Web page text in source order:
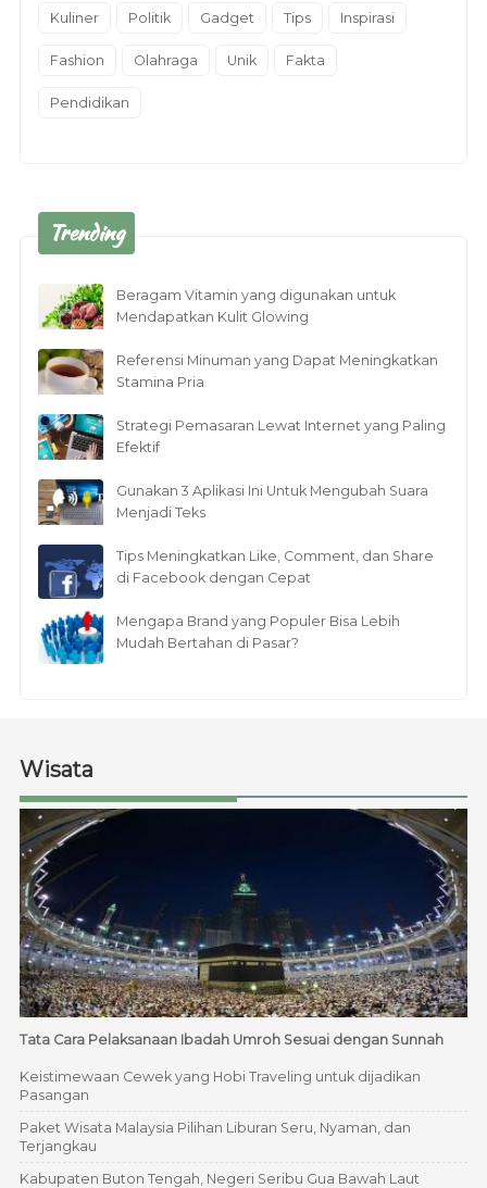
Kuliner Politik Gadget Tips Inspirasi
Fashion Olahraga Unik Fakta
Pendidikan
Trending
Beragam Vitamin yang digunakan untuk
Mendapatkan Kulit Glowing
Referensi Minuman yang Dapat Meningkatkan
Stamina Pria
Strategi Pemasaran Lewat Internet yang Paling
Efektif
Gunakan 3 Aplikasi Ini Untuk Mengubah Suara
Menjadi Teks
Tips Meningkatkan Like, Comment, dan Share
di Facebook dengan Cepat
Mengapa Brand yang Populer Bisa Lebih
Mudah Bertahan di Pasar?
Wisata
Tata Cara Pelaksanaan Ibadah Umroh Sesuai dengan Sunnah
Keistimewaan Cewek yang Hobi Traveling untuk dijadikan
Pasangan
Paket Wisata Malaysia Pilihan Liburan Seru, Nyaman, dan
Terjangkau
Kabupaten Buton Tengah, Negeri Seribu Gua Bawah Laut